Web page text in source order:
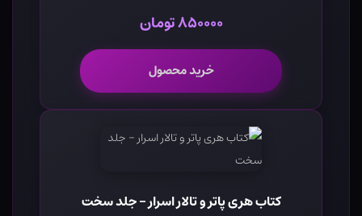
۸۵۰۰۰۰ تومان
خرید محصول
کتاب هری پاتر و تالار اسرار - جلد سخت